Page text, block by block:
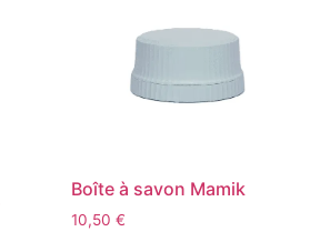
Boîte à savon Mamik
10,50 €